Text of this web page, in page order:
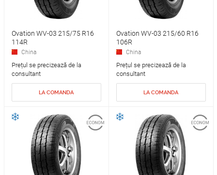
Ovation WV-03 215/75 R16
114R
China
Prețul se precizează de la
consultant
LA COMANDA
Ovation WV-03 215/60 R16
106R
China
Prețul se precizează de la
consultant
LA COMANDA